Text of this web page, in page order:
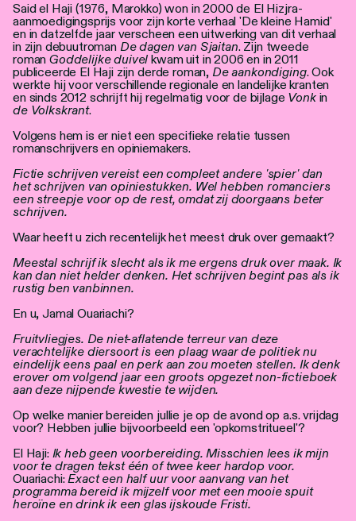
Said el Haji (1976, Marokko) won in 2000 de El Hizjra-
aanmoedigingsprijs voor zijn korte verhaal 'De kleine Hamid'
en in datzelfde jaar verscheen een uitwerking van dit verhaal
in zijn debuutroman De dagen van Sjaitan. Zijn tweede
romanGoddelijke duivelkwam uit in 2006 en in 2011
publiceerde El Haji zijn derde roman, De aankondiging. Ook
werkte hij voor verschillende regionale en landelijke kranten
en sinds 2012 schrijft hij regelmatig voor de bijlage Vonk in
de Volkskrant.
Volgens hem is er niet een specifieke relatie tussen
romanschrijvers en opiniemakers.
Fictie schrijven vereist een compleet andere 'spier' dan
het schrijven van opiniestukken. Wel hebben romanciers
een streepje voor op de rest, omdat zij doorgaans beter
schrijven.
Waar heeft u zich recentelijk het meest druk over gemaakt?
Meestal schrijf ik slecht als ik me ergens druk over maak. Ik
kan dan niet helder denken. Het schrijven begint pas als ik
rustig ben vanbinnen.
En u, Jamal Ouariachi?
Fruitvliegjes. De niet-aflatende terreur van deze
verachtelijke diersoort is een plaag waar de politiek nu
eindelijk eens paal en perk aan zou moeten stellen. Ik denk
erover om volgend jaar een groots opgezet non-fictieboek
aan deze nijpende kwestie te wijden.
Op welke manier bereiden jullie je op de avond op a.s. vrijdag
voor? Hebben jullie bijvoorbeeld een 'opkomstritueel'?
El Haji: Ik heb geen voorbereiding. Misschien lees ik mijn
voor te dragen tekst één of twee keer hardop voor.
Ouariachi:Exact een half uur voor aanvang van het
programma bereid ik mijzelf voor met een mooie spuit
heroïne en drink ik een glas ijskoude Fristi.